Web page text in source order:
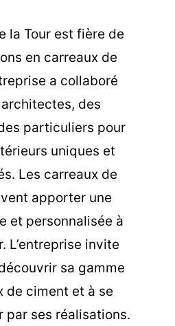
la Tour est fière de
en carreaux de
a collaboré
des
particuliers pour
uniques et
Les carreaux de
apporter une
et personnalisée à
L’entreprise invite
sa gamme
de ciment et à se
par ses réalisations.